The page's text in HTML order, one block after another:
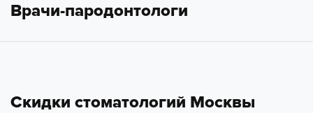
Врачи-пародонтологи
Скидки стоматологий Москвы